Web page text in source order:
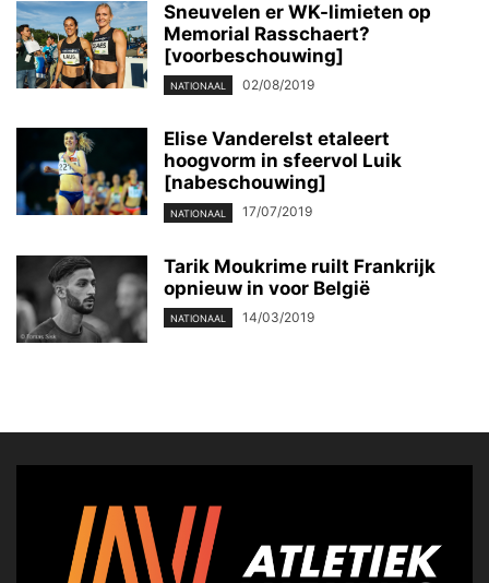
Sneuvelen er WK-limieten op
Memorial Rasschaert?
[voorbeschouwing]
NATIONAAL 02/08/2019
Elise Vanderelst etaleert
hoogvorm in sfeervol Luik
[nabeschouwing]
NATIONAAL 17/07/2019
Tarik Moukrime ruilt Frankrijk
opnieuw in voor België
NATIONAAL 14/03/2019